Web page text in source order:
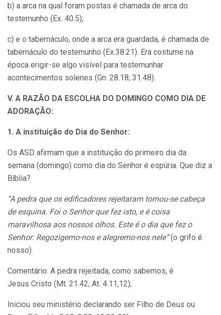
b) a arca na qual foram postas é chamada de arca do
testemunho (Ex. 40.5);
c) e o tabernáculo, onde a arca era guardada, é chamada de
tabernáculo do testemunho (Ex.38.21). Era costume na
época erigir-se algo visível para testemunhar
acontecimentos solenes (Gn. 28.18; 31.48).
V. A RAZÃO DA ESCOLHA DO DOMINGO COMO DIA DE
ADORAÇÃO:
1. A instituição do Dia do Senhor:
Os ASD afirmam que a instituição do primeiro dia da
semana (domingo) como dia do Senhor é espúria. Que diz a
Bíblia?
“A pedra que os edificadores rejeitaram tornou-se cabeça
de esquina. Foi o Senhor que fez isto, e é coisa
maravilhosa aos nossos olhos. Este é o dia que fez o
Senhor: Regozigemo-nos e alegremo-nos nele”(o grifo é
nosso).
Comentário: A pedra rejeitada, como sabemos, é
Jesus Cristo (Mt. 21.42; At. 4.11,12);
Iniciou seu ministério declarando ser Filho de Deus ou